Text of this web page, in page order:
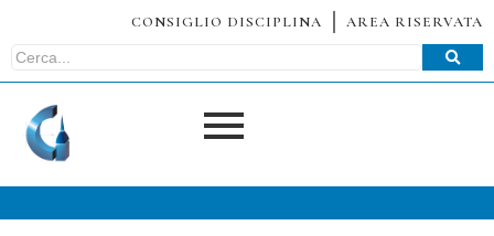
CONSIGLIO DISCIPLINA AREA RISERVATA